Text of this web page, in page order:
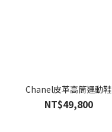
Chanel皮革高筒運動鞋
NT$49,800